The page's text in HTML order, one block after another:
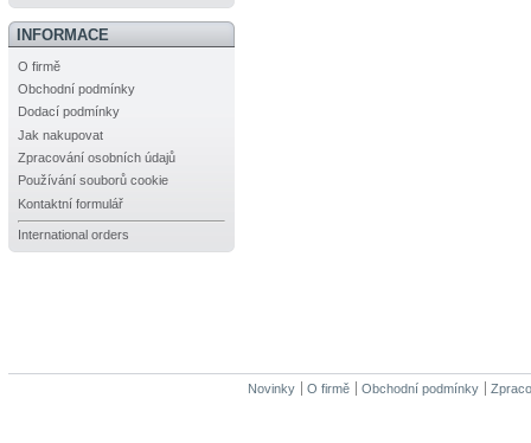
INFORMACE
O firmě
Obchodní podmínky
Dodací podmínky
Jak nakupovat
Zpracování osobních údajů
Používání souborů cookie
Kontaktní formulář
International orders
Novinky O firmě Obchodní podmínky